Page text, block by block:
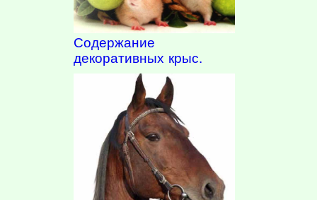
Содержание
декоративных крыс.